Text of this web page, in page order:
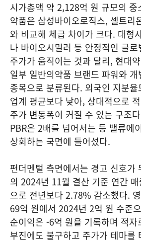
시가총액 약 2,128억 원 규모의 중
약품은 삼성바이오로직스, 셀트리
와 비교해 체급 차이가 크다. 대형
나 바이오시밀러 등 안정적인 글
주가가 움직이는 것과 달리, 현대
일부 일반의약품 브랜드 파워와
종목으로 분류된다. 외국인 지분
업계 평균보다 낮아, 상대적으로
주가 변동폭이 커질 수 있는 구조
PBR은 2배를 넘어서는 등 밸류에
상회하는 국면에 들어섰다.
펀더멘털 측면에서는 경고 신호가
의 2024년 11월 결산 기준 연간
으로 전년보다 2.78% 감소했다.
69억 원에서 2024년 2억 원 수준
순이익은 -6억 원을 기록하며 적자
부진에도 불구하고 주가가 테마를